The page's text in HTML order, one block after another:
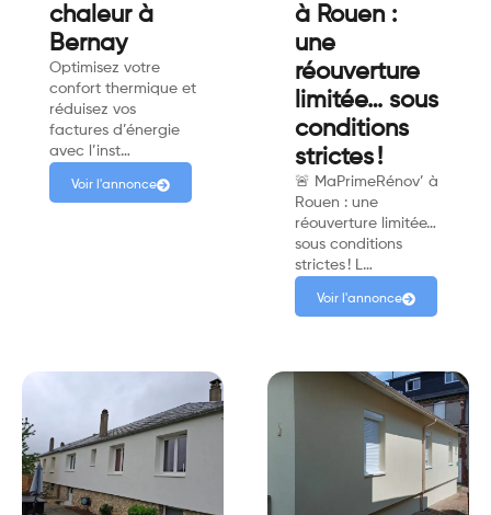
chaleur à
Bernay
Optimisez votre
confort thermique et
réduisez vos
factures d’énergie
avec l’inst…
Voir l'annonce
à Rouen :
une
réouverture
limitée… sous
conditions
strictes !
🚨 MaPrimeRénov’ à
Rouen : une
réouverture limitée…
sous conditions
strictes ! L…
Voir l'annonce